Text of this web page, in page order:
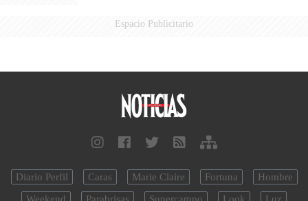
Espacio Publicitario
Diario Perfil Caras Marie Claire Fortuna
Hombre
Weekend
Parabrisas Supercampo Look Luz